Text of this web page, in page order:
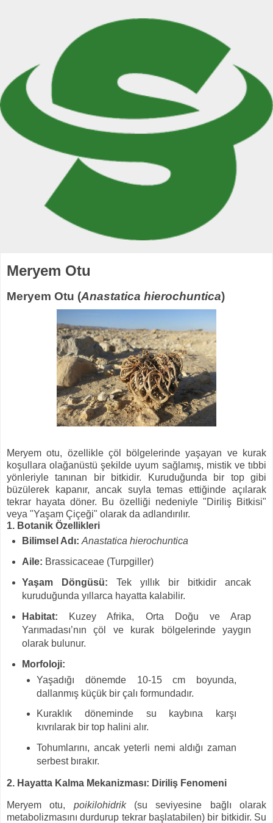
Meryem Otu
Meryem Otu (Anastatica hierochuntica)
Meryem otu, özellikle çöl bölgelerinde yaşayan ve kurak
koşullara olağanüstü şekilde uyum sağlamış, mistik ve tıbbi
yönleriyle tanınan bir bitkidir. Kuruduğunda bir top gibi
büzülerek kapanır, ancak suyla temas ettiğinde açılarak
tekrar hayata döner. Bu özelliği nedeniyle "Diriliş Bitkisi"
veya "Yaşam Çiçeği" olarak da adlandırılır.
1. Botanik Özellikleri
Bilimsel Adı: Anastatica hierochuntica
Aile: Brassicaceae (Turpgiller)
Yaşam Döngüsü: Tek yıllık bir bitkidir ancak
kuruduğunda yıllarca hayatta kalabilir.
Habitat: Kuzey Afrika, Orta Doğu ve Arap
Yarımadası’nın çöl ve kurak bölgelerinde yaygın
olarak bulunur.
Morfoloji:
Yaşadığı dönemde 10-15 cm boyunda,
dallanmış küçük bir çalı formundadır.
Kuraklık döneminde su kaybına karşı
kıvrılarak bir top halini alır.
Tohumlarını, ancak yeterli nemi aldığı zaman
serbest bırakır.
2. Hayatta Kalma Mekanizması: Diriliş Fenomeni
Meryem otu, poikilohidrik(su seviyesine bağlı olarak
metabolizmasını durdurup tekrar başlatabilen) bir bitkidir. Su